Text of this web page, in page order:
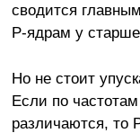
сводится
P-ядрам у
Но не стоит
Если по
различаются, то